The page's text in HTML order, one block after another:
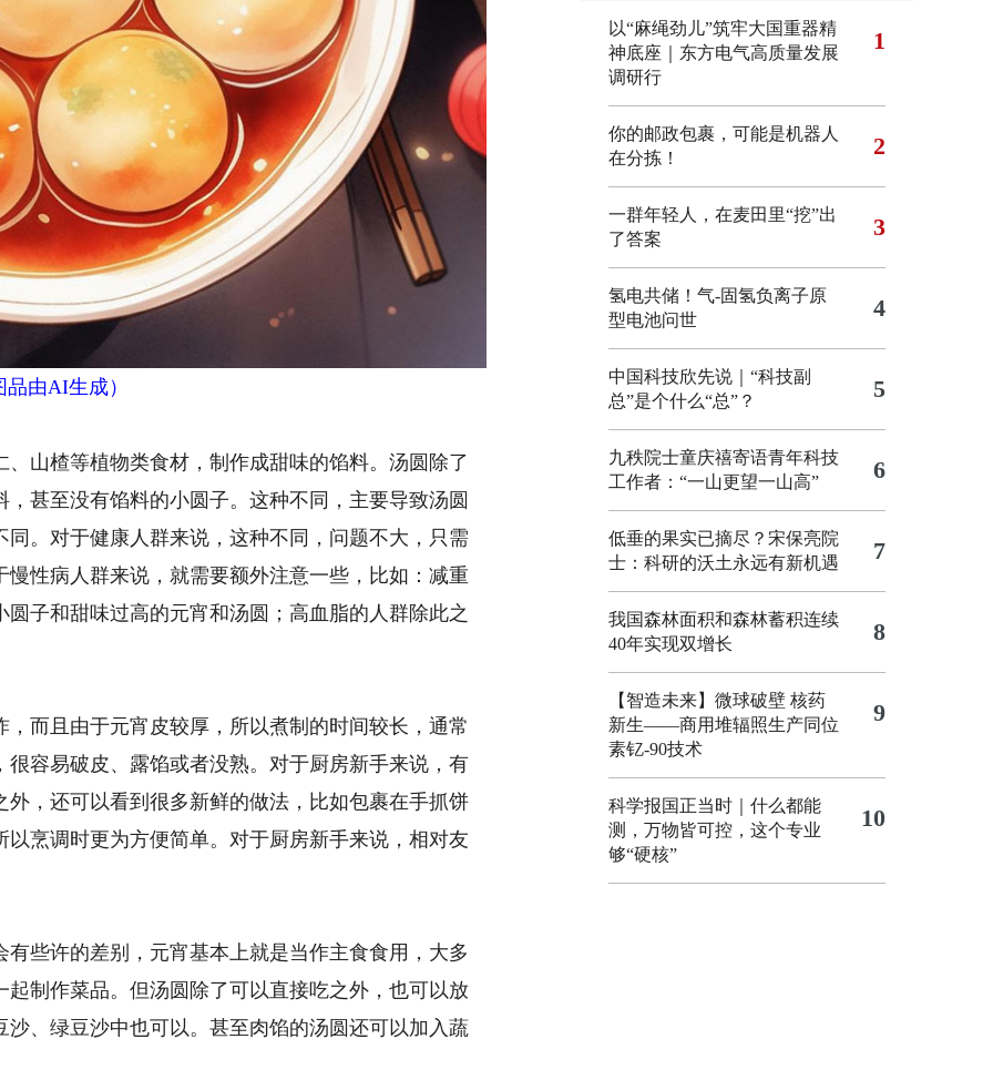
品由AI生成）
楂等植物类食材，制作成甜味的馅料。汤圆除了
甚至没有馅料的小圆子。这种不同，主要导致汤圆
。对于健康人群来说，这种不同，问题不大，只需
性病人群来说，就需要额外注意一些，比如：减重
子和甜味过高的元宵和汤圆；高血脂的人群除此之
且由于元宵皮较厚，所以煮制的时间较长，通常
容易破皮、露馅或者没熟。对于厨房新手来说，有
，还可以看到很多新鲜的做法，比如包裹在手抓饼
烹调时更为方便简单。对于厨房新手来说，相对友
许的差别，元宵基本上就是当作主食食用，大多
制作菜品。但汤圆除了可以直接吃之外，也可以放
、绿豆沙中也可以。甚至肉馅的汤圆还可以加入蔬
以“麻绳劲儿”筑牢大国重器精
神底座｜东方电气高质量发展
调研行
1
你的邮政包裹，可能是机器人
在分拣！
2
一群年轻人，在麦田里“挖”出
了答案
3
氢电共储！气-固氢负离子原
型电池问世
4
中国科技欣先说｜“科技副
总”是个什么“总”？
5
九秩院士童庆禧寄语青年科技
工作者：“一山更望一山高”
6
低垂的果实已摘尽？宋保亮院
士：科研的沃土永远有新机遇
7
我国森林面积和森林蓄积连续
40年实现双增长
8
【智造未来】微球破壁 核药
新生——商用堆辐照生产同位
素钇-90技术
9
科学报国正当时｜什么都能
测，万物皆可控，这个专业
够“硬核”
10